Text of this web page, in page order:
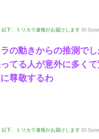
以下、トリカラ速報がお届けします
の動きからの推測で
てる人が意外に多くて
尊敬するわ
以下、トリカラ速報がお届けします